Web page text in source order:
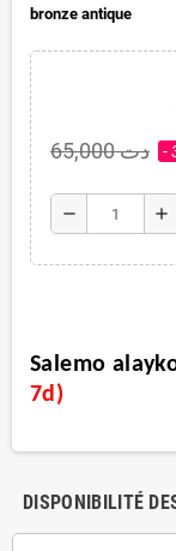
bronze antique
65,000 دت
remove add
Salemo
7d)
DISPONIBILITÉ